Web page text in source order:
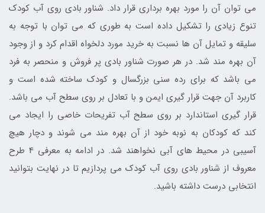
می توان آن را مورد بهره برداری قرار داد. شناور بادی روی آب کودک
تنوع زیادی را تشکیل داده است به طوری که می توان با توجه به
سلیقه و تمایل آن ها نسبت به خرید مورد دلخواه اقدام کرد و از وجود
آن بهره مند شد. در هر صورت شناور بادی پر فروش و منحصر به فرد
می باشد که برای رده سنی بزرگسال و کودک ساخته شده است و
کاربرد آن جهت قرار گیری ایمن و با تعادل بر روی سطح آب می باشد.
قرار گیری استاندارد بر روی سطح آب تفریحات خاصی را ایجاد می
کند که کودکان به نوبه خود از آن بهره مند می شوند و دچار هیچ
آسیبی در محیط های آبی نخواهند شد. در ادامه به معرفی 4 طرح
معروف از شناور بادی روی آب کودک می پردازیم تا در نهایت بتوانید
انتخابی درست داشته باشید.